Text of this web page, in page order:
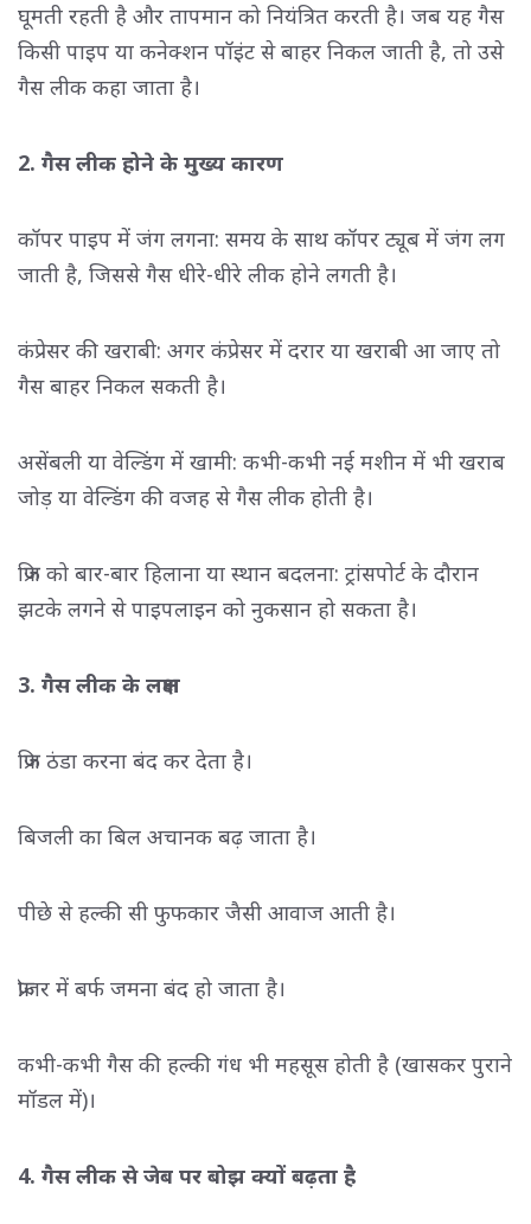
घूमती रहती है और तापमान को नियंत्रित करती है। जब यह गैस
किसी पाइप या कनेक्शन पॉइंट से बाहर निकल जाती है, तो उसे
गैस लीक कहा जाता है।
2. गैस लीक होने के मुख्य कारण
कॉपर पाइप में जंग लगना: समय के साथ कॉपर ट्यूब में जंग लग
जाती है, जिससे गैस धीरे-धीरे लीक होने लगती है।
कंप्रेसर की खराबी: अगर कंप्रेसर में दरार या खराबी आ जाए तो
गैस बाहर निकल सकती है।
असेंबली या वेल्डिंग में खामी: कभी-कभी नई मशीन में भी खराब
जोड़ या वेल्डिंग की वजह से गैस लीक होती है।
फ्रिज को बार-बार हिलाना या स्थान बदलना: ट्रांसपोर्ट के दौरान
झटके लगने से पाइपलाइन को नुकसान हो सकता है।
3. गैस लीक के लक्षण
फ्रिज ठंडा करना बंद कर देता है।
बिजली का बिल अचानक बढ़ जाता है।
पीछे से हल्की सी फुफकार जैसी आवाज आती है।
फ्रीजर में बर्फ जमना बंद हो जाता है।
कभी-कभी गैस की हल्की गंध भी महसूस होती है (खासकर पुराने
मॉडल में)।
4. गैस लीक से जेब पर बोझ क्यों बढ़ता है